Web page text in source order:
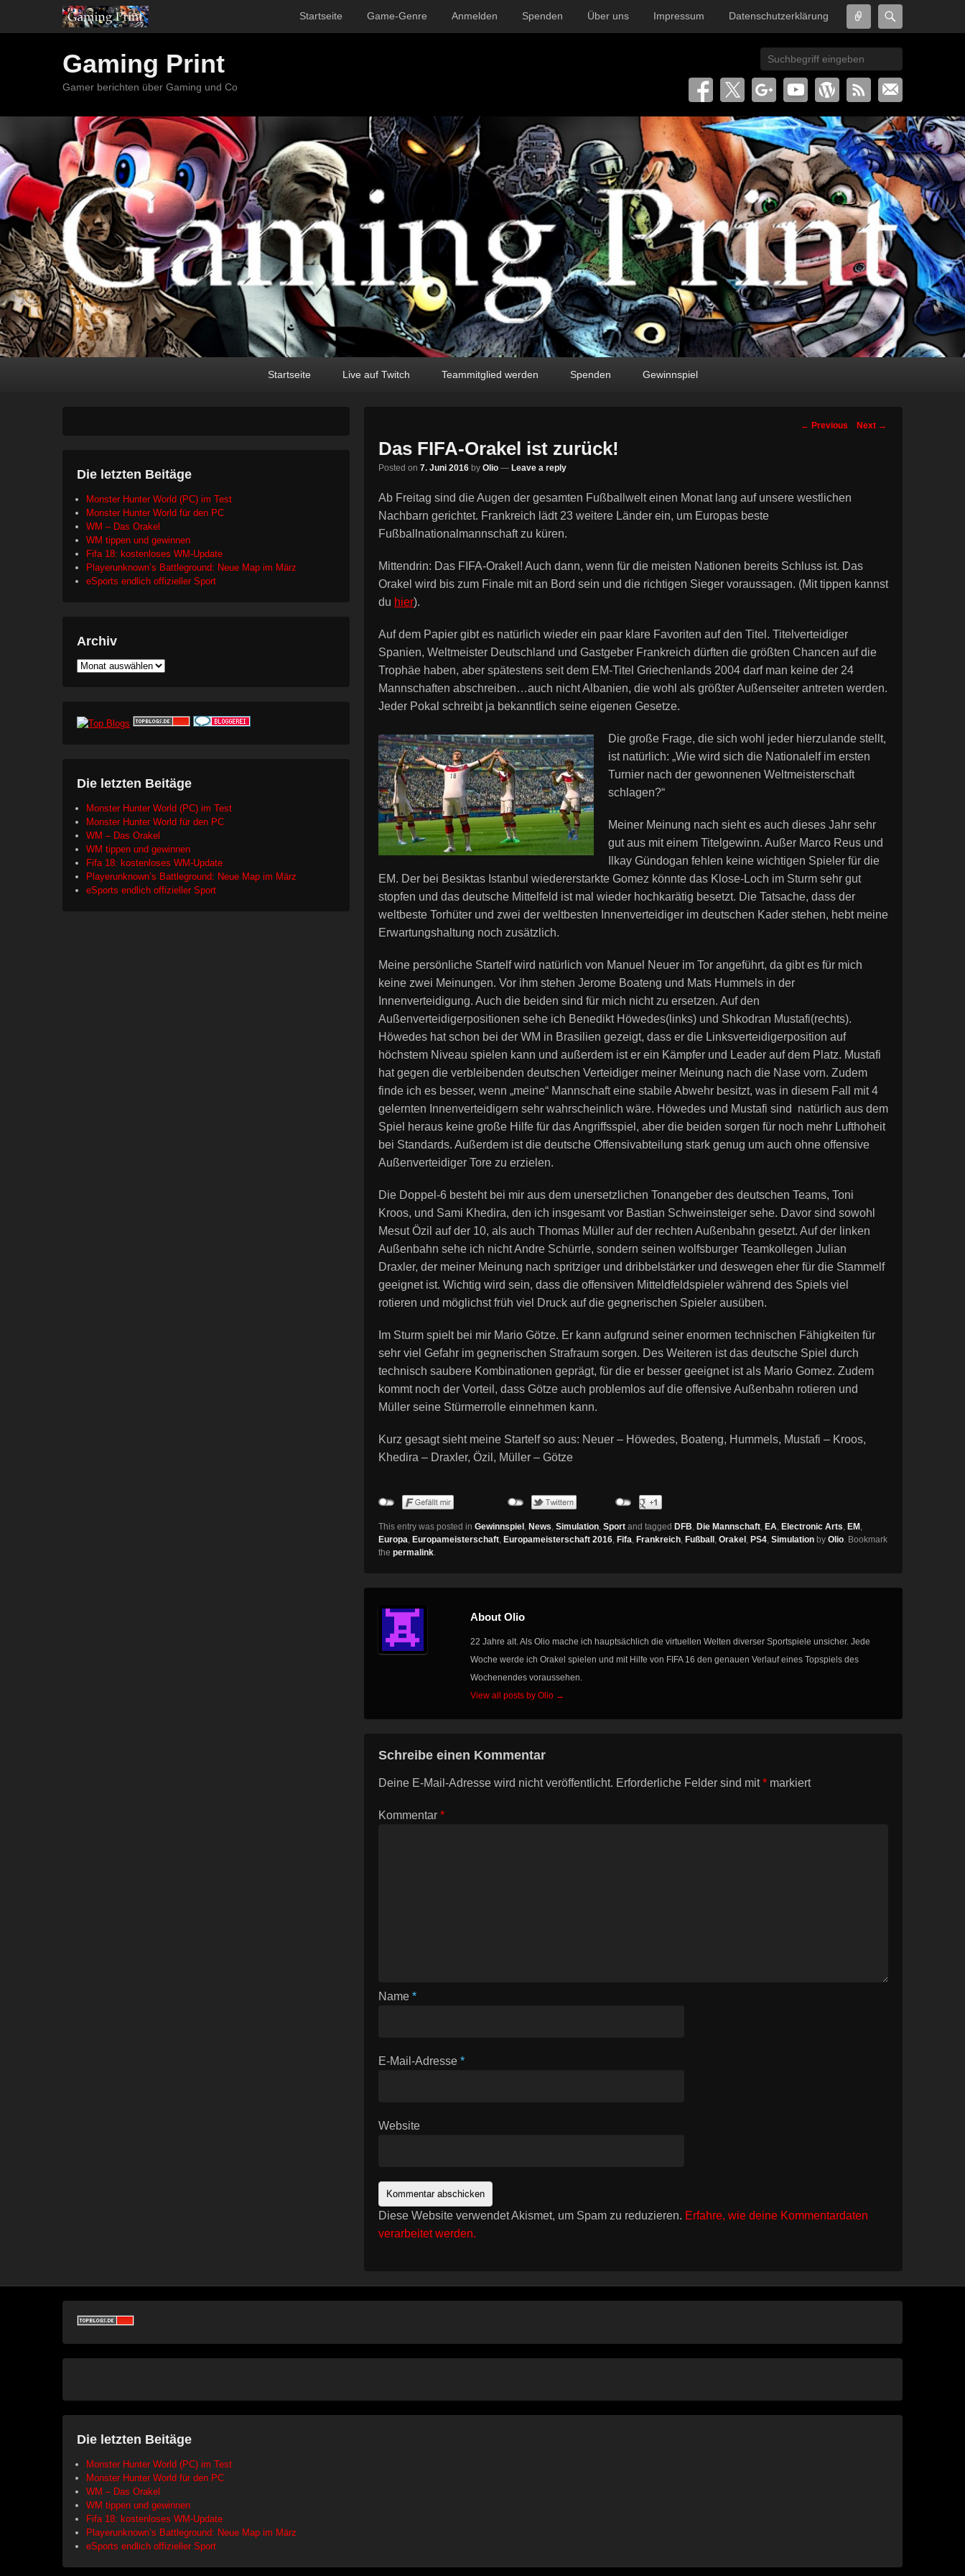
Connect
Startseite Game-Genre Anmelden Spenden Über uns Impressum Datenschutzerklärung
Gaming Print
Gamer berichten über Gaming und Co
Search
Startseite Live auf Twitch Teammitglied werden Spenden Gewinnspiel
Post
← Previous Next →
Das FIFA-Orakel ist zurück!
Posted on 7. Juni 2016 by Olio — Leave a reply
Ab Freitag sind die Augen der gesamten Fußballwelt einen Monat lang auf unsere westlichen
Nachbarn gerichtet. Frankreich lädt 23 weitere Länder ein, um Europas beste
Fußballnationalmannschaft zu küren.
Mittendrin: Das FIFA-Orakel! Auch dann, wenn für die meisten Nationen bereits Schluss ist. Das
Orakel wird bis zum Finale mit an Bord sein und die richtigen Sieger voraussagen. (Mit tippen kannst
du hier).
Auf dem Papier gibt es natürlich wieder ein paar klare Favoriten auf den Titel. Titelverteidiger
Spanien, Weltmeister Deutschland und Gastgeber Frankreich dürften die größten Chancen auf die
Trophäe haben, aber spätestens seit dem EM-Titel Griechenlands 2004 darf man keine der 24
Mannschaften abschreiben…auch nicht Albanien, die wohl als größter Außenseiter antreten werden.
Jeder Pokal schreibt ja bekanntlich seine eigenen Gesetze.
Die große Frage, die sich wohl jeder hierzulande stellt,
ist natürlich: „Wie wird sich die Nationalelf im ersten
Turnier nach der gewonnenen Weltmeisterschaft
schlagen?“
Meiner Meinung nach sieht es auch dieses Jahr sehr
gut aus mit einem Titelgewinn. Außer Marco Reus und
Ilkay Gündogan fehlen keine wichtigen Spieler für die
EM. Der bei Besiktas Istanbul wiedererstarkte Gomez könnte das Klose-Loch im Sturm sehr gut
stopfen und das deutsche Mittelfeld ist mal wieder hochkarätig besetzt. Die Tatsache, dass der
weltbeste Torhüter und zwei der weltbesten Innenverteidiger im deutschen Kader stehen, hebt meine
Erwartungshaltung noch zusätzlich.
Meine persönliche Startelf wird natürlich von Manuel Neuer im Tor angeführt, da gibt es für mich
keine zwei Meinungen. Vor ihm stehen Jerome Boateng und Mats Hummels in der
Innenverteidigung. Auch die beiden sind für mich nicht zu ersetzen. Auf den
Außenverteidigerpositionen sehe ich Benedikt Höwedes(links) und Shkodran Mustafi(rechts).
Höwedes hat schon bei der WM in Brasilien gezeigt, dass er die Linksverteidigerposition auf
höchstem Niveau spielen kann und außerdem ist er ein Kämpfer und Leader auf dem Platz. Mustafi
hat gegen die verbleibenden deutschen Verteidiger meiner Meinung nach die Nase vorn. Zudem
finde ich es besser, wenn „meine“ Mannschaft eine stabile Abwehr besitzt, was in diesem Fall mit 4
gelernten Innenverteidigern sehr wahrscheinlich wäre. Höwedes und Mustafi sind natürlich aus dem
Spiel heraus keine große Hilfe für das Angriffsspiel, aber die beiden sorgen für noch mehr Lufthoheit
bei Standards. Außerdem ist die deutsche Offensivabteilung stark genug um auch ohne offensive
Außenverteidiger Tore zu erzielen.
Die Doppel-6 besteht bei mir aus dem unersetzlichen Tonangeber des deutschen Teams, Toni
Kroos, und Sami Khedira, den ich insgesamt vor Bastian Schweinsteiger sehe. Davor sind sowohl
Mesut Özil auf der 10, als auch Thomas Müller auf der rechten Außenbahn gesetzt. Auf der linken
Außenbahn sehe ich nicht Andre Schürrle, sondern seinen wolfsburger Teamkollegen Julian
Draxler, der meiner Meinung nach spritziger und dribbelstärker und deswegen eher für die Stammelf
geeignet ist. Wichtig wird sein, dass die offensiven Mitteldfeldspieler während des Spiels viel
rotieren und möglichst früh viel Druck auf die gegnerischen Spieler ausüben.
Im Sturm spielt bei mir Mario Götze. Er kann aufgrund seiner enormen technischen Fähigkeiten für
sehr viel Gefahr im gegnerischen Strafraum sorgen. Des Weiteren ist das deutsche Spiel durch
technisch saubere Kombinationen geprägt, für die er besser geeignet ist als Mario Gomez. Zudem
kommt noch der Vorteil, dass Götze auch problemlos auf die offensive Außenbahn rotieren und
Müller seine Stürmerrolle einnehmen kann.
Kurz gesagt sieht meine Startelf so aus: Neuer – Höwedes, Boateng, Hummels, Mustafi – Kroos,
Khedira – Draxler, Özil, Müller – Götze
This entry was posted in Gewinnspiel , News, Simulation, Sport and tagged DFB, Die Mannschaft, EA, Electronic Arts, EM ,
Europa, Europameisterschaft, Europameisterschaft 2016, Fifa, Frankreich, Fußball , Orakel , PS4, Simulation by Olio. Bookmark
the permalink.
About Olio
22 Jahre alt. Als Olio mache ich hauptsächlich die virtuellen Welten diverser Sportspiele unsicher. Jede
Woche werde ich Orakel spielen und mit Hilfe von FIFA 16 den genauen Verlauf eines Topspiels des
Wochenendes voraussehen.
View all posts by Olio →
Schreibe einen Kommentar
Deine E-Mail-Adresse wird nicht veröffentlicht. Erforderliche Felder sind mit* markiert
Kommentar *
Name *
E-Mail-Adresse *
Website
Diese Website verwendet Akismet, um Spam zu reduzieren. Erfahre, wie deine Kommentardaten
verarbeitet werden.
Die letzten Beitäge
Monster Hunter World (PC) im Test
Monster Hunter World für den PC
WM – Das Orakel
WM tippen und gewinnen
Fifa 18: kostenloses WM-Update
Playerunknown’s Battleground: Neue Map im März
eSports endlich offizieller Sport
Archiv
Archiv
Die letzten Beitäge
Monster Hunter World (PC) im Test
Monster Hunter World für den PC
WM – Das Orakel
WM tippen und gewinnen
Fifa 18: kostenloses WM-Update
Playerunknown’s Battleground: Neue Map im März
eSports endlich offizieller Sport
Die letzten Beitäge
Monster Hunter World (PC) im Test
Monster Hunter World für den PC
WM – Das Orakel
WM tippen und gewinnen
Fifa 18: kostenloses WM-Update
Playerunknown’s Battleground: Neue Map im März
eSports endlich offizieller Sport